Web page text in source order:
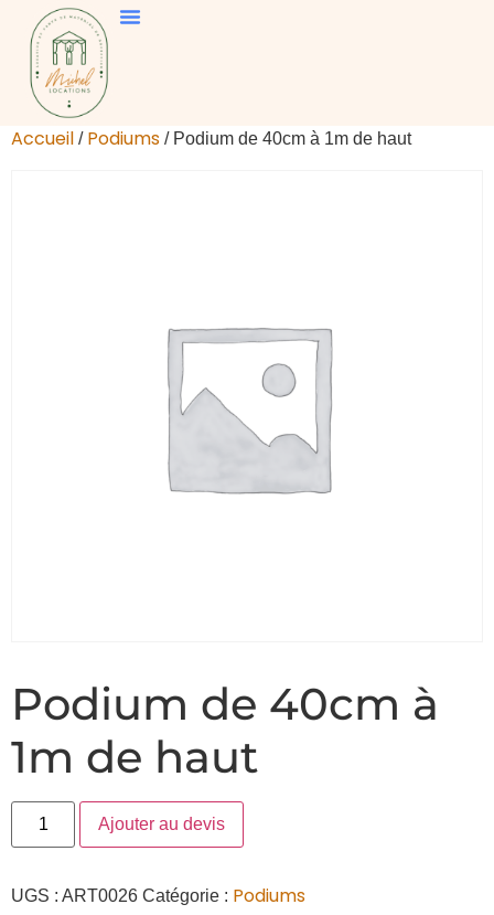
Accueil / Podiums / Podium de 40cm à 1m de haut
Podium de 40cm à
1m de haut
Ajouter au devis
UGS : ART0026 Catégorie : Podiums